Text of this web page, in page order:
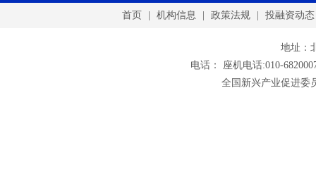
首页 机构信息 政策法规 投融资动态
地址：
电话： 座机电话:010-
全国新兴产业促进委